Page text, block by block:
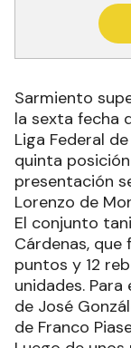
Sarmiento
la sexta fecha
Liga Federal
quinta
presentación
Lorenzo de
El conjunto
Cárdenas,
puntos y 12
unidades.
de José
de Franco